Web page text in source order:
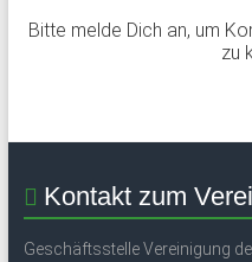
Bitte melde Dich an, um
zu
Kontakt zum
Geschäftsstelle Vereinigung